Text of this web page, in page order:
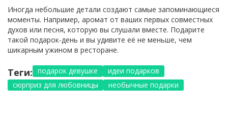
Иногда небольшие детали создают самые запоминающиеся
моменты. Например, аромат от ваших первых совместных
духов или песня, которую вы слушали вместе. Подарите
такой подарок-день и вы удивите её не меньше, чем
шикарным ужином в ресторане.
Теги: подарок девушке
идеи подарков
сюрприз для любовницы
необычные подарки